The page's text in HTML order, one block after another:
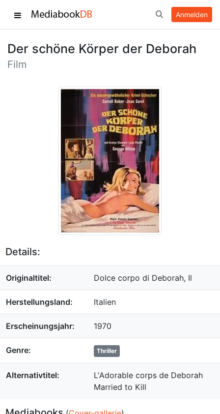
Anmelden
Der schöne Körper der Deborah
Film
Details:
Originaltitel: Dolce corpo di Deborah, Il
Herstellungsland: Italien
Erscheinungsjahr: 1970
Genre: Thriller
Alternativtitel:
L'Adorable corps de Deborah
Married to Kill